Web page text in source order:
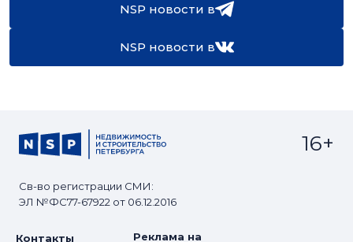
NSP новости в
NSP новости в
Св-во регистрации СМИ:
ЭЛ №ФС77-67922 от 06.12.2016
16+
Контакты Реклама на